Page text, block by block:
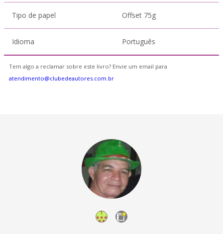
Tipo de papel Offset 75g
Idioma Português
Tem algo a reclamar sobre este livro? Envie um email para
atendimento@clubedeautores.com.br